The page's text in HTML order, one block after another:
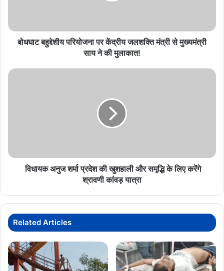
मुख्यमंत्री
मुलाकात!
बोधघाट बहुद्देशीय परियोजना पर केंद्रीय जलशक्ति मंत्री से मुख्यमंत्री
साय ने की मुलाकात!
विधायक
के
विधायक अनुज शर्मा प्रदेश की खुशहाली और समृद्धि के लिए करेंगे
श्रावणी कांवड़ यात्रा
Related Articles